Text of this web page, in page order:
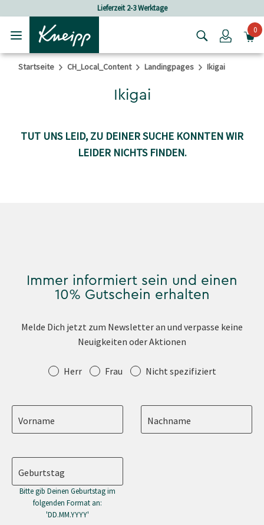
Lieferzeit 2-3 Werktage
Login0
Startseite CH_Local_Content Landingpages Ikigai
Ikigai
TUT UNS LEID, ZU DEINER SUCHE KONNTEN WIR
LEIDER NICHTS FINDEN.
Immer informiert sein und einen
10% Gutschein erhalten
Melde Dich jetzt zum Newsletter an und verpasse keine
Neuigkeiten oder Aktionen
Anrede Herr Frau Nicht spezifiziert
Vorname Nachname
Geburtstag
Bitte gib Deinen Geburtstag im
folgenden Format an:
'DD.MM.YYYY'